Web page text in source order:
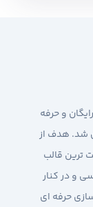
رایگان و حرفه
شد. هدف از
ترین قالب
و در کنار
حرفه ای